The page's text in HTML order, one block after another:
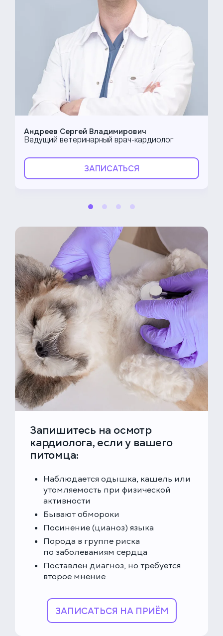
Андреев Сергей Владимирович
Ведущий ветеринарный врач-кардиолог
ЗАПИСАТЬСЯ
Запишитесь на осмотр
кардиолога, если у вашего
питомца:
Наблюдается одышка, кашель или
утомляемость при физической
активности
Бывают обмороки
Посинение (цианоз) языка
Порода в группе риска
по заболеваниям сердца
Поставлен диагноз, но требуется
второе мнение
ЗАПИСАТЬСЯ НА ПРИЁМ